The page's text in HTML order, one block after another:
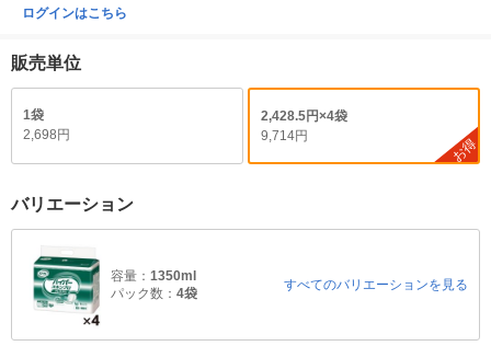
ログインはこちら
販売単位
1袋
2,698円
2,428.5円×4袋
9,714円
お得
バリエーション
容量： 1350ml
パック数： 4袋
すべてのバリエーションを見る